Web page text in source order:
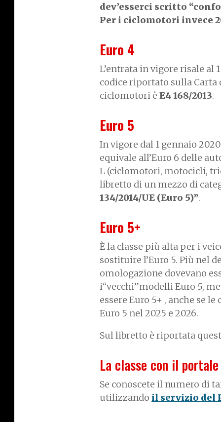
dev’esserci scritto
Per i ciclomotori invece
Euro 4
L’entrata in vigore risale al
codice riportato sulla
ciclomotori è E4 168/2013.
Euro 5
In vigore dal 1 gennaio
equivale all’Euro 6 delle
L (ciclomotori, motocicli,
libretto di un mezzo di
134/2014/UE (Euro 5)”.
Euro 5+
È la classe più alta per i
sostituire l’Euro 5. Più nel
omologazione dovevano
i“vecchi”modelli Euro 5,
essere Euro 5+ , anche se
Euro 5 nel 2025 e 2026.
Sul libretto è riportata
La classe con il
Se conoscete il numero di
utilizzando il servizio del